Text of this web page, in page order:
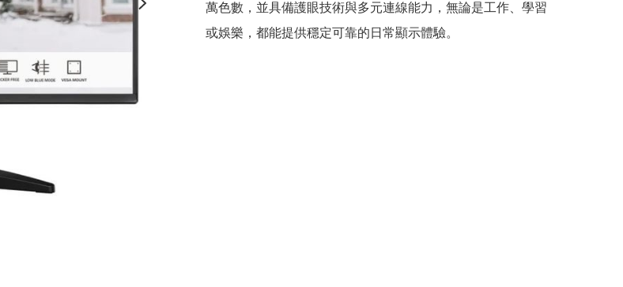
萬色數，並具備護眼技術與多元連線能力，無論是工作、學習
或娛樂，都能提供穩定可靠的日常顯示體驗。